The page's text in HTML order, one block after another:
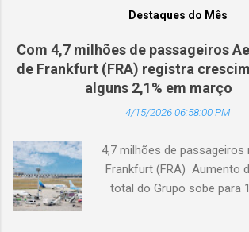
visão mais ampla de um
operacionais é
Aeronaves, tripulações,
manutenção precisam
simultaneamente, em um
Destaques do Mês
Com 4,7 milhões de passageiros
de Frankfurt (FRA) registra
alguns 2,1% em março
4/15/2026 06:58:00 PM
4,7 milhões de
Frankfurt (FRA) Aumento
total do Grupo sobe para
4,7 milhões de